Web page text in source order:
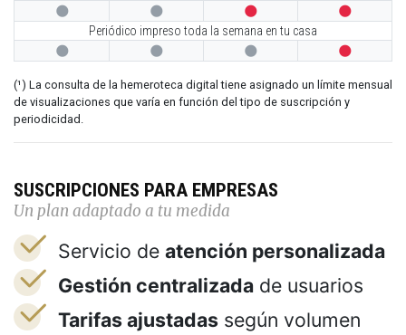
   
Periódico impreso toda la semana en tu casa
   
(¹) La consulta de la hemeroteca digital tiene asignado un límite mensual
de visualizaciones que varía en función del tipo de suscripción y
periodicidad.
SUSCRIPCIONES PARA EMPRESAS
Un plan adaptado a tu medida
Servicio de atención personalizada
Gestión centralizada de usuarios
Tarifas ajustadas según volumen